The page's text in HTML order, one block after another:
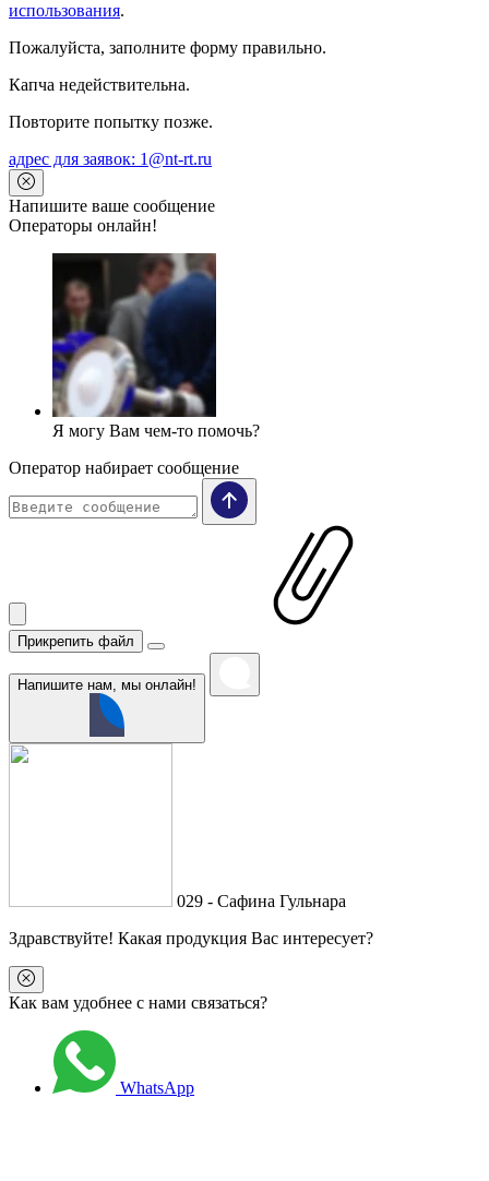
использования.
Пожалуйста, заполните форму правильно.
Капча недействительна.
Повторите попытку позже.
адрес для заявок: 1@nt-rt.ru
Напишите ваше сообщение
Операторы онлайн!
Я могу Вам чем-то помочь?
Оператор набирает сообщение
Прикрепить файл
Напишите нам, мы онлайн!
029 - Сафина Гульнара
Здравствуйте! Какая продукция Вас интересует?
Как вам удобнее с нами связаться?
WhatsApp